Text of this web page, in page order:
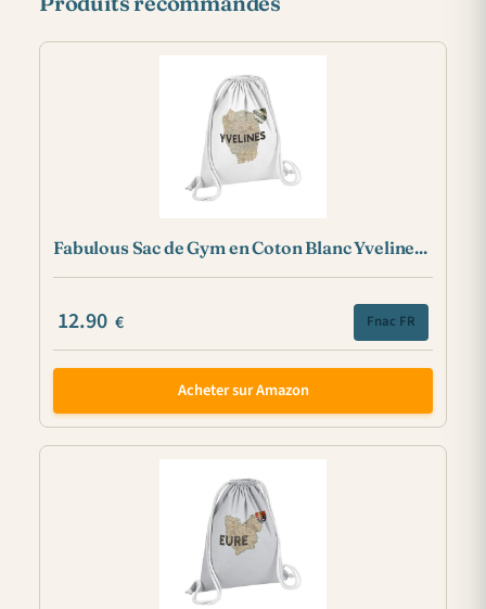
Fabulous Sac de Gym en Coton Blanc Yveline...
12.90 € Fnac FR
Acheter sur Amazon